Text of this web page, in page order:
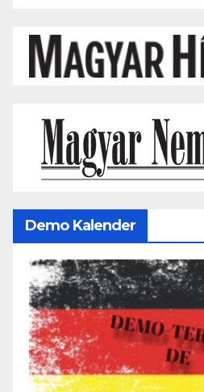
Demo Kalender